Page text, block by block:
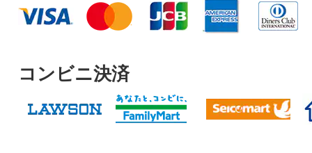
コンビニ決済